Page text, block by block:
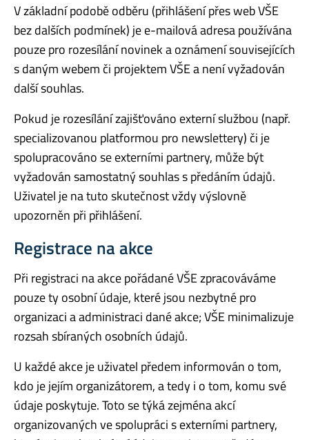
V základní podobě odběru (přihlášení přes web VŠE
bez dalších podmínek) je e-mailová adresa používána
pouze pro rozesílání novinek a oznámení souvisejících
s daným webem či projektem VŠE a není vyžadován
další souhlas.
Pokud je rozesílání zajišťováno externí službou (např.
specializovanou platformou pro newslettery) či je
spolupracováno se externími partnery, může být
vyžadován samostatný souhlas s předáním údajů.
Uživatel je na tuto skutečnost vždy výslovně
upozorněn při přihlášení.
Registrace na akce
Při registraci na akce pořádané VŠE zpracováváme
pouze ty osobní údaje, které jsou nezbytné pro
organizaci a administraci dané akce; VŠE minimalizuje
rozsah sbíraných osobních údajů.
U každé akce je uživatel předem informován o tom,
kdo je jejím organizátorem, a tedy i o tom, komu své
údaje poskytuje. Toto se týká zejména akcí
organizovaných ve spolupráci s externími partnery,